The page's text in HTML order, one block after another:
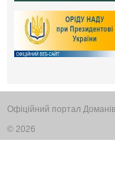
Офіційний портал
© 2026